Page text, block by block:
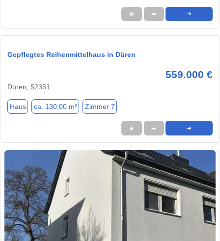
★ ➦ ➜
Gepflegtes Reihenmittelhaus in Düren
559.000 €
Düren, 52351
Haus ca. 130,00 m² Zimmer 7
★ ➦ ➜